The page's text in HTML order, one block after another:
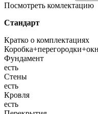
Посмотреть комлектацию
Стандарт
Кратко о комплектациях
Фундамент
есть
Стены
есть
Кровля
есть